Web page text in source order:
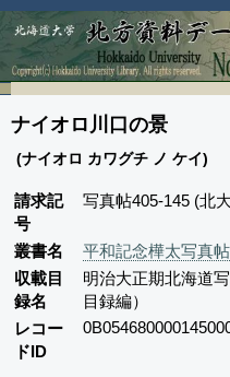
ナイオロ川口の景
(ナイオロ カワグチ ノ ケイ)
請求記
号
写真帖405-145 (北
叢書名
平和記念樺太写真帖
収載目
録名
明治大正期北海道
目録編）
レコー
ドID